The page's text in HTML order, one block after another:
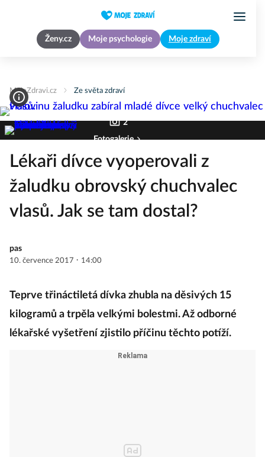
Ženy.cz Moje psychologie Moje zdraví
MojeZdravi.cz Ze světa zdraví
2
Fotogalerie
Lékaři dívce vyoperovali z
žaludku obrovský chuchvalec
vlasů. Jak se tam dostal?
pas
10. července 2017 · 14:00
Teprve třináctiletá dívka zhubla na děsivých 15
kilogramů a trpěla velkými bolestmi. Až odborné
lékařské vyšetření zjistilo příčinu těchto potíží.